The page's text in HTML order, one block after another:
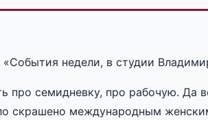
недели, в студии
про семидневку, про рабочую. Да
скрашено международным